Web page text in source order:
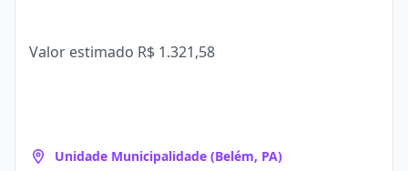
Valor estimado R$ 1.321,58
Unidade Municipalidade (Belém, PA)